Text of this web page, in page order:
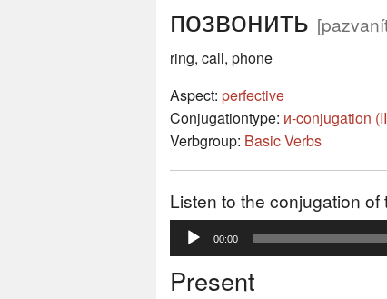
позвонить
ring, call, phone
Aspect: perfective
Conjugationtype: и-conjugation
Verbgroup: Basic Verbs
Listen to the conjugation of
Audio
Player
00:00
Present